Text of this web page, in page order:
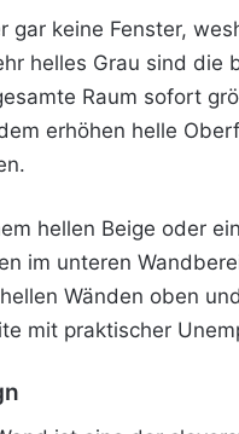
keine Fenster,
helles Grau sind
Raum sofort
erhöhen helle
hellen Beige oder
im unteren
Wänden oben
mit praktischer